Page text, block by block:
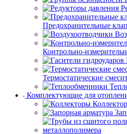
Предохранительные
Контрольно-
Термостатические
Комплектующие для